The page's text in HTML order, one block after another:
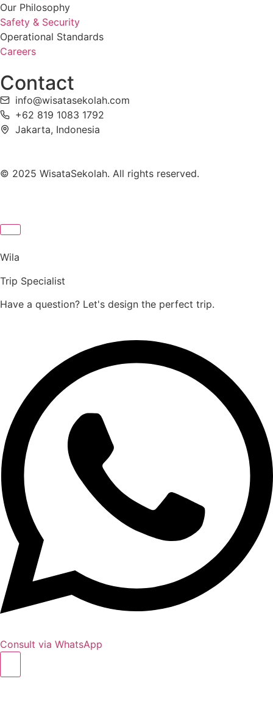
Our Philosophy
Safety & Security
Operational Standards
Careers
Contact
info@wisatasekolah.com
+62 819 1083 1792
Jakarta, Indonesia
© 2025 WisataSekolah. All rights reserved.
Wila
Trip Specialist
Have a question? Let's design the perfect trip.
Consult via WhatsApp